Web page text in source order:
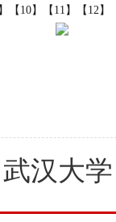
【10】 【11】 【12】
汉大学